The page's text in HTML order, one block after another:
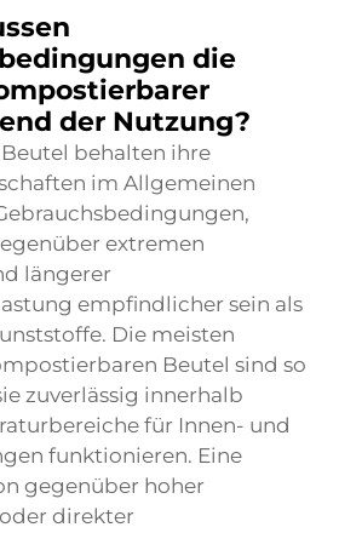
die
der Nutzung?
behalten ihre
im Allgemeinen
extremen
längerer
empfindlicher sein als
Die meisten
Beutel sind so
zuverlässig innerhalb
für Innen- und
funktionieren. Eine
gegenüber hoher
direkter